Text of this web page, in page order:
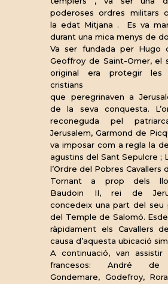
poderoses ordres militars
la edat Mitjana . Es va
durant una mica menys de
Va ser fundada per Hugo
Geoffroy de Saint-Omer, el
original era protegir les
cristians
que peregrinaven a
de la seva conquesta.
reconeguda pel
Jerusalem, Garmond de
va imposar com a regla la
agustins del Sant Sepulcre ;
l’Ordre del Pobres Cavallers
Tornant a prop dels
Baudoin II, rei de
concedeix una part del seu
del Temple de Salomó.
ràpidament els Cavallers
causa d’aquesta ubicació
A continuació, van assistir
francesos: André de
Gondemare, Godefroy,